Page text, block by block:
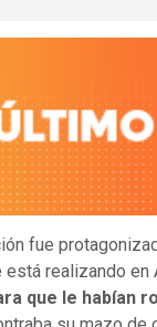
fue
está realizando en
que le habían